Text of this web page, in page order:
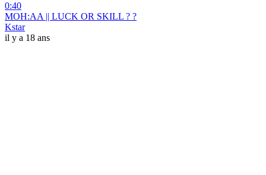
0:40
MOH:AA || LUCK OR SKILL ? ?
Kstar
il y a 18 ans